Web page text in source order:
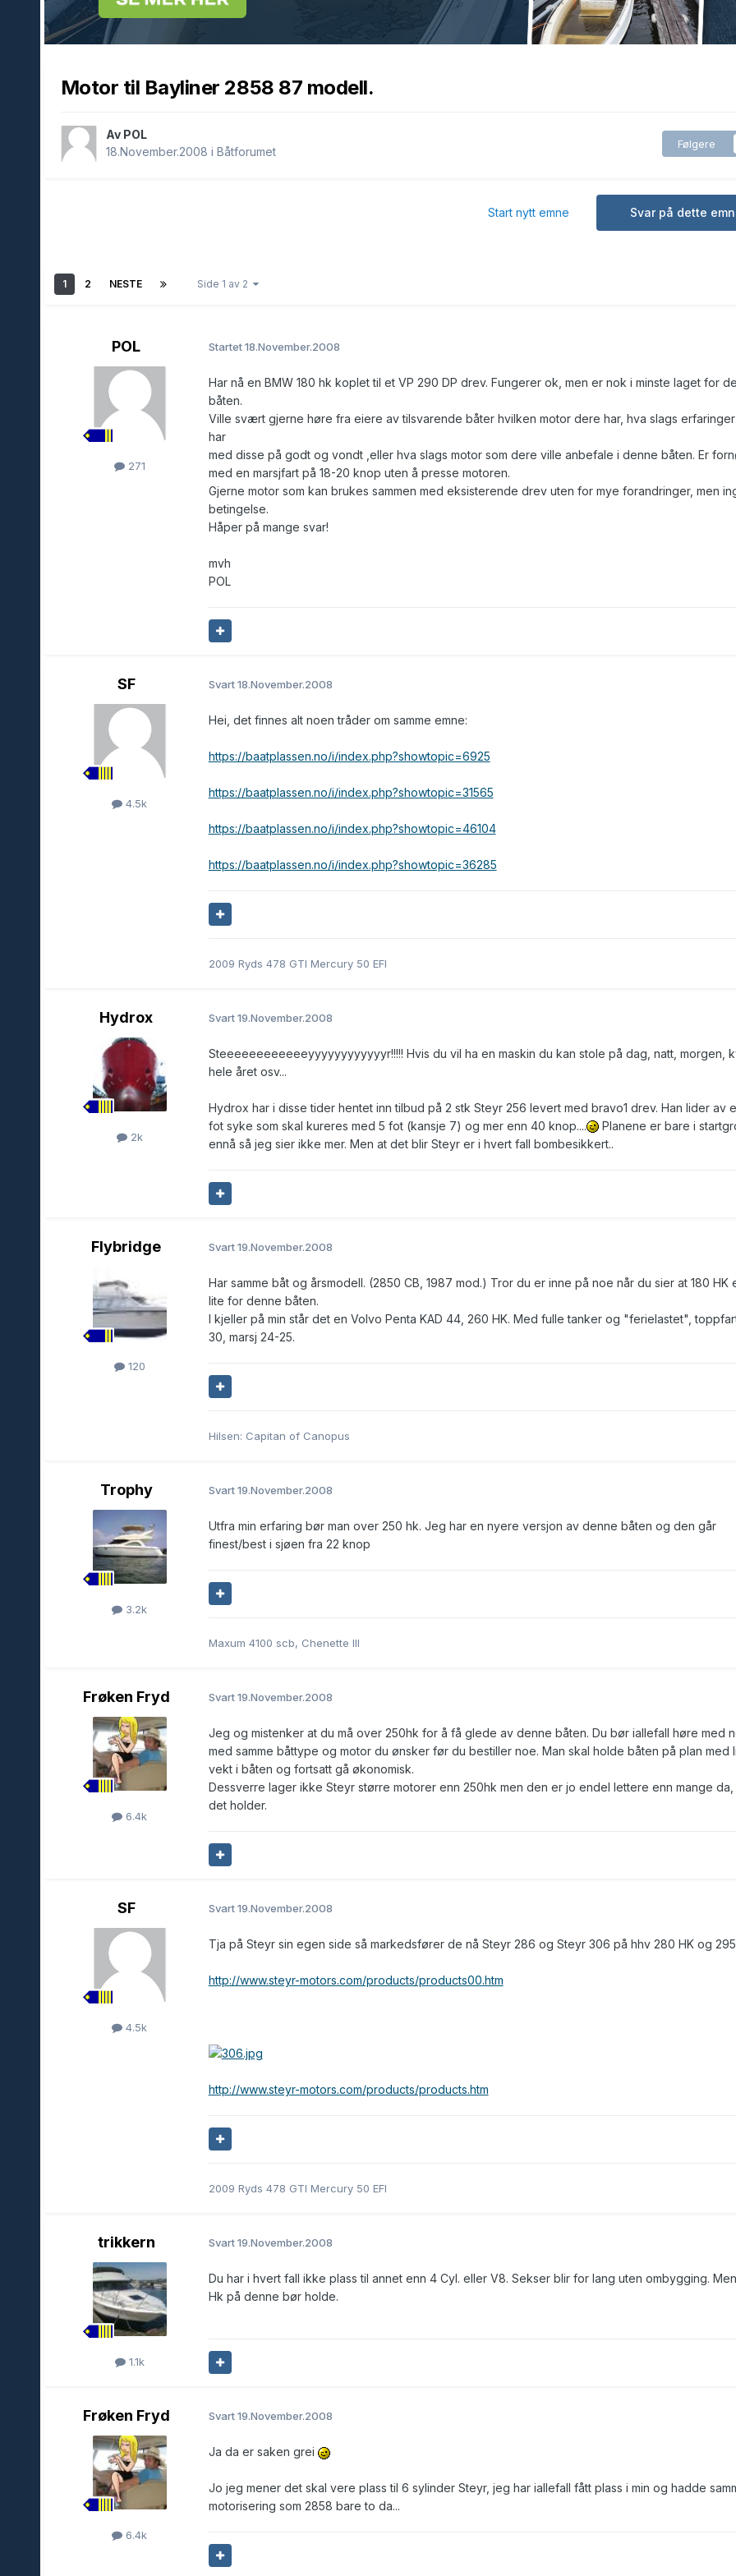
Motor til Bayliner 2858 87 modell.
Av POL
18.November.2008 i Båtforumet
Følgere
Svar på dette
Start nytt emne
1 2 NESTE Side 1 av 2
POL
271
Startet18.November.2008
Har nå en BMW 180 hk koplet til et VP 290 DP drev. Fungerer ok, men er nok i minste laget for
båten.
Ville svært gjerne høre fra eiere av tilsvarende båter hvilken motor dere har, hva slags
har
med disse på godt og vondt ,eller hva slags motor som dere ville anbefale i denne båten. Er
med en marsjfart på 18-20 knop uten å presse motoren.
Gjerne motor som kan brukes sammen med eksisterende drev uten for mye forandringer, men
betingelse.
Håper på mange svar!
mvh
POL
SF
4.5k
Svart18.November.2008
Hei, det finnes alt noen tråder om samme emne:
https://baatplassen.no/i/index.php?showtopic=6925
https://baatplassen.no/i/index.php?showtopic=31565
https://baatplassen.no/i/index.php?showtopic=46104
https://baatplassen.no/i/index.php?showtopic=36285
2009 Ryds 478 GTI Mercury 50 EFI
Hydrox
2k
Svart19.November.2008
Steeeeeeeeeeeeyyyyyyyyyyyyr!!!!! Hvis du vil ha en maskin du kan stole på dag, natt, morgen,
hele året osv...
Hydrox har i disse tider hentet inn tilbud på 2 stk Steyr 256 levert med bravo1 drev. Han lider av
fot syke som skal kureres med 5 fot (kansje 7) og mer enn 40 knop....
Planene er bare i
ennå så jeg sier ikke mer. Men at det blir Steyr er i hvert fall bombesikkert..
Flybridge
120
Svart19.November.2008
Har samme båt og årsmodell. (2850 CB, 1987 mod.) Tror du er inne på noe når du sier at 180 HK
lite for denne båten.
I kjeller på min står det en Volvo Penta KAD 44, 260 HK. Med fulle tanker og "ferielastet",
30, marsj 24-25.
Hilsen: Capitan of Canopus
Trophy
3.2k
Svart19.November.2008
Utfra min erfaring bør man over 250 hk. Jeg har en nyere versjon av denne båten og den går
finest/best i sjøen fra 22 knop
Maxum 4100 scb, Chenette III
Frøken Fryd
6.4k
Svart19.November.2008
Jeg og mistenker at du må over 250hk for å få glede av denne båten. Du bør iallefall høre med
med samme båttype og motor du ønsker før du bestiller noe. Man skal holde båten på plan med
vekt i båten og fortsatt gå økonomisk.
Dessverre lager ikke Steyr større motorer enn 250hk men den er jo endel lettere enn mange da,
det holder.
SF
4.5k
Svart19.November.2008
Tja på Steyr sin egen side så markedsfører de nå Steyr 286 og Steyr 306 på hhv 280 HK og 295
http://www.steyr-motors.com/products/products00.htm
http://www.steyr-motors.com/products/products.htm
2009 Ryds 478 GTI Mercury 50 EFI
trikkern
1.1k
Svart19.November.2008
Du har i hvert fall ikke plass til annet enn 4 Cyl. eller V8. Sekser blir for lang uten ombygging.
Hk på denne bør holde.
Frøken Fryd
6.4k
Svart19.November.2008
Ja da er saken grei
Jo jeg mener det skal vere plass til 6 sylinder Steyr, jeg har iallefall fått plass i min og hadde
motorisering som 2858 bare to da...